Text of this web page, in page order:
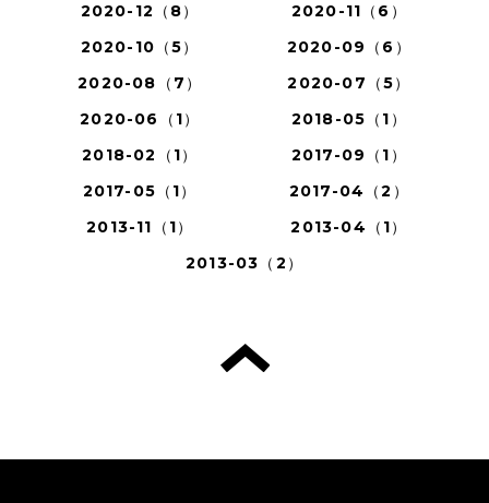
2020-12（8）
2020-11（6）
2020-10（5）
2020-09（6）
2020-08（7）
2020-07（5）
2020-06（1）
2018-05（1）
2018-02（1）
2017-09（1）
2017-05（1）
2017-04（2）
2013-11（1）
2013-04（1）
2013-03（2）